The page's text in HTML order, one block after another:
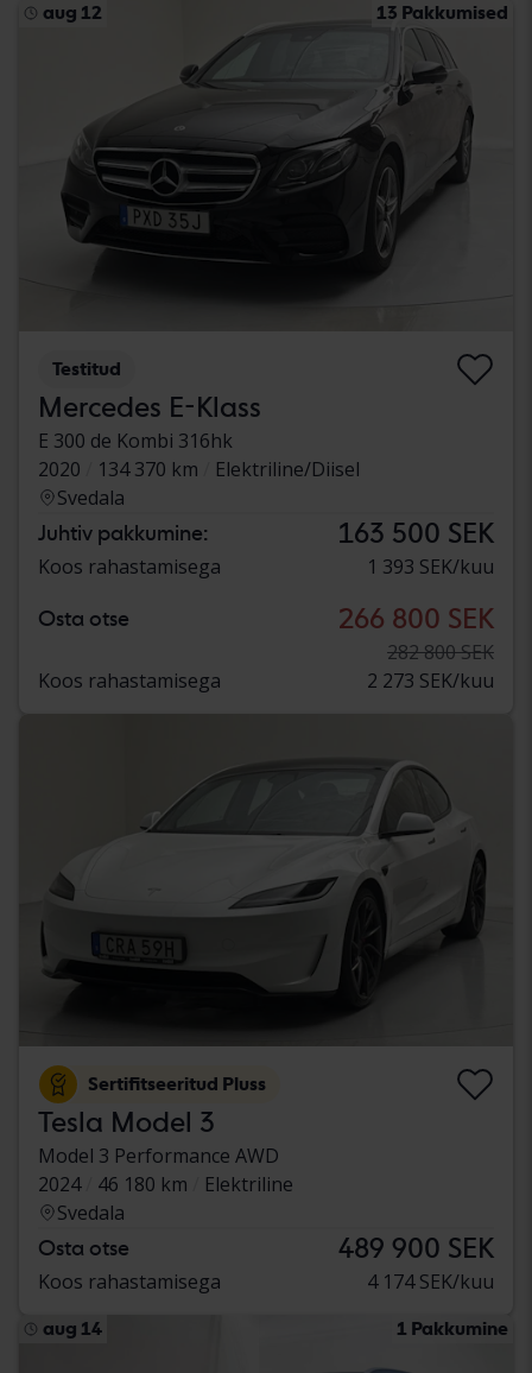
aug 12 13 Pakkumised
Testitud
Mercedes E-Klass
E 300 de Kombi 316hk
2020
134 370 km
Elektriline/Diisel
Svedala
Juhtiv pakkumine: 163 500 SEK
Koos rahastamisega 1 393 SEK/kuu
Osta otse 266 800 SEK
282 800 SEK
Koos rahastamisega
2 273 SEK/kuu
Sertifitseeritud Pluss
Tesla Model 3
Model 3 Performance AWD
2024
46 180 km
Elektriline
Svedala
Osta otse 489 900 SEK
Koos rahastamisega 4 174 SEK/kuu
aug 14 1 Pakkumine